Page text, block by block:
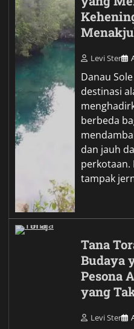
Levi Ster
Danau
destinasi
berbeda
dan jauh
perkotaan.
tampak
Tana
Budaya
Pesona
yang
Levi Ster